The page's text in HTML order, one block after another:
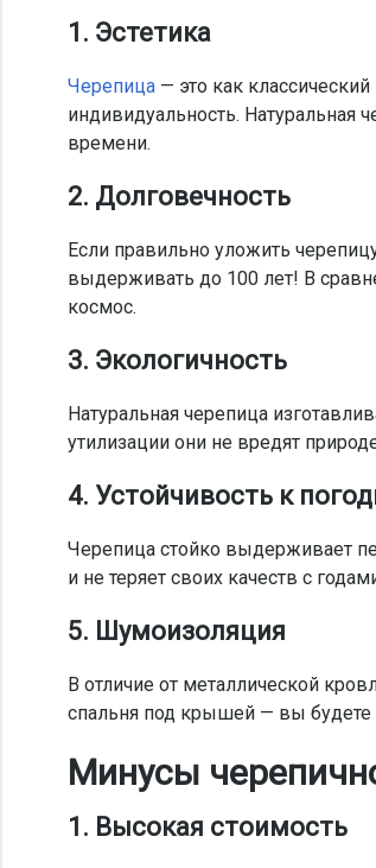
1. Эстетика
Черепица — это как
индивидуальность. Натуральная
времени.
2. Долговечность
Если правильно уложить
выдерживать до 100 лет! В
космос.
3. Экологичность
Натуральная черепица
утилизации они не вредят
4. Устойчивость к
Черепица стойко выдерживает
и не теряет своих качеств с
5. Шумоизоляция
В отличие от металлической
спальня под крышей — вы будете
Минусы
1. Высокая стоимость